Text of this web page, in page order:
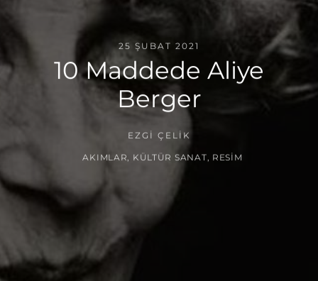
25 ŞUBAT 2021
10 Maddede Aliye
Berger
EZGI ÇELIK
AKIMLAR KÜLTÜR SANAT RESIM